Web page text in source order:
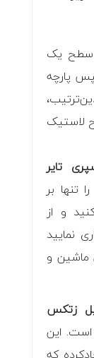
سطح یک
پارچه
لاستیک
تایر
را تنها بر
و از
نمایید
ماشین و
زتکس
این